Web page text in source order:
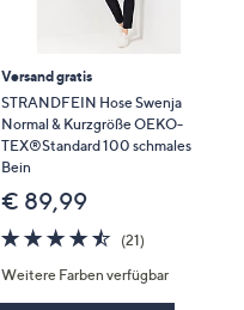
Versand gratis
STRANDFEIN Hose Swenja
Normal & Kurzgröße OEKO-
TEX®Standard 100 schmales
Bein
€ 89,99
4.4
von
5
(21)21
Weitere Farben verfügbar